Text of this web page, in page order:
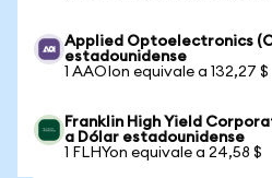
Applied Optoelectronics
estadounidense
1 AAOIon equivale a 132,27 $
Franklin High Yield
a Dólar estadounidense
1 FLHYon equivale a 24,58 $